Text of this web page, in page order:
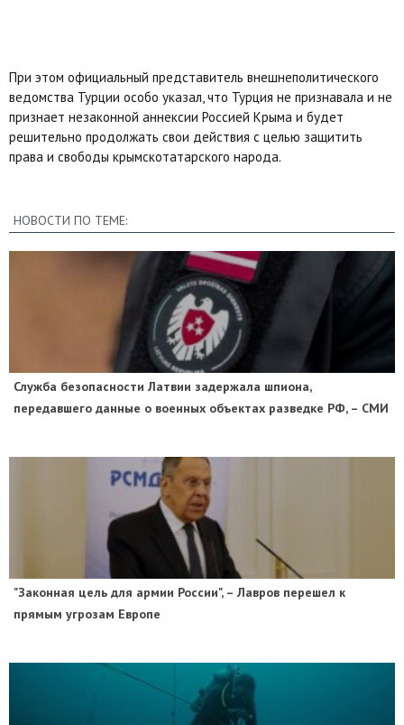
При этом официальный представитель внешнеполитического
ведомства Турции особо указал, что Турция не признавала и не
признает незаконной аннексии Россией Крыма и будет
решительно продолжать свои действия с целью защитить
права и свободы крымскотатарского народа.
НОВОСТИ ПО ТЕМЕ:
Служба безопасности Латвии задержала шпиона,
передавшего данные о военных объектах разведке РФ, – СМИ
"Законная цель для армии России", – Лавров перешел к
прямым угрозам Европе